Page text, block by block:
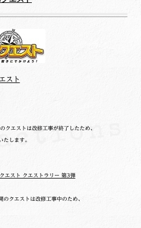
スト
エストは改修工事が終了したため、
たします。
スト クエストラリー 第3弾
クエストは改修工事中のため、